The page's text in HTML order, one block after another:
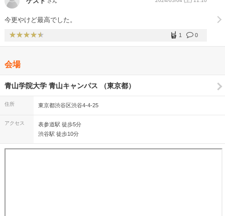
今更やけど最高でした。
0
1
会場
青山学院大学 青山キャンパス （東京都）
住所 東京都渋谷区渋谷4-4-25
アクセス
表参道駅 徒歩5分
渋谷駅 徒歩10分